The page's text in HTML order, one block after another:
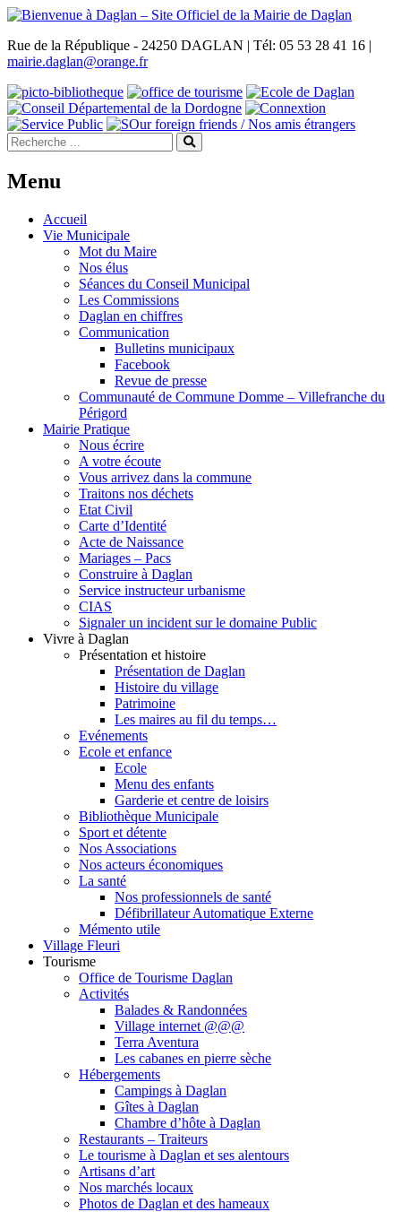
Rue de la République - 24250 DAGLAN | Tél: 05 53 28 41 16 |
mairie.daglan@orange.fr
Menu
Accueil
Vie Municipale
Mot du Maire
Nos élus
Séances du Conseil Municipal
Les Commissions
Daglan en chiffres
Communication
Bulletins municipaux
Facebook
Revue de presse
Communauté de Commune Domme – Villefranche du
Périgord
Mairie Pratique
Nous écrire
A votre écoute
Vous arrivez dans la commune
Traitons nos déchets
Etat Civil
Carte d’Identité
Acte de Naissance
Mariages – Pacs
Construire à Daglan
Service instructeur urbanisme
CIAS
Signaler un incident sur le domaine Public
Vivre à Daglan
Présentation et histoire
Présentation de Daglan
Histoire du village
Patrimoine
Les maires au fil du temps…
Evénements
Ecole et enfance
Ecole
Menu des enfants
Garderie et centre de loisirs
Bibliothèque Municipale
Sport et détente
Nos Associations
Nos acteurs économiques
La santé
Nos professionnels de santé
Défibrillateur Automatique Externe
Mémento utile
Village Fleuri
Tourisme
Office de Tourisme Daglan
Activités
Balades & Randonnées
Village internet @@@
Terra Aventura
Les cabanes en pierre sèche
Hébergements
Campings à Daglan
Gîtes à Daglan
Chambre d’hôte à Daglan
Restaurants – Traiteurs
Le tourisme à Daglan et ses alentours
Artisans d’art
Nos marchés locaux
Photos de Daglan et des hameaux